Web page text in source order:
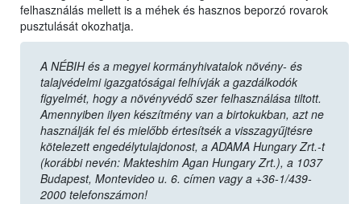
felhasználás mellett is a méhek és hasznos beporzó rovarok
pusztulását okozhatja.
A NÉBIH és a megyei kormányhivatalok növény- és
talajvédelmi igazgatóságai felhívják a gazdálkodók
figyelmét, hogy a növényvédő szer felhasználása tiltott.
Amennyiben ilyen készítmény van a birtokukban, azt ne
használják fel és mielőbb értesítsék a visszagyűjtésre
kötelezett engedélytulajdonost, a ADAMA Hungary Zrt.-t
(korábbi nevén: Makteshim Agan Hungary Zrt.), a 1037
Budapest, Montevideo u. 6. címen vagy a +36-1/439-
2000 telefonszámon!